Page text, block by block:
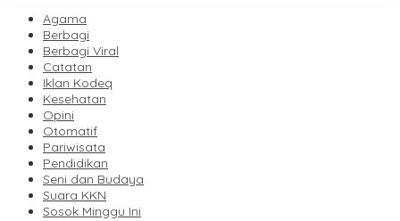
Agama
Berbagi
Berbagi Viral
Catatan
Iklan Kodeq
Kesehatan
Opini
Otomatif
Pariwisata
Pendidikan
Seni dan Budaya
Suara KKN
Sosok Minggu Ini